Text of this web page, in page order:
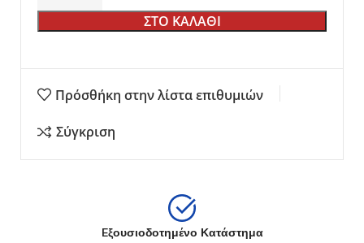
ΣΤΟ ΚΑΛΑΘΙ
Πρόσθήκη στην λίστα επιθυμιών
Σύγκριση
Eξουσιοδοτημένο Κατάστημα